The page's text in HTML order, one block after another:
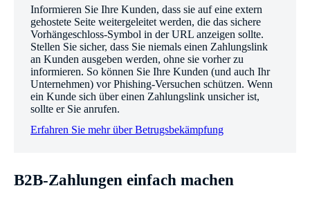
Informieren Sie Ihre Kunden, dass sie auf eine extern
gehostete Seite weitergeleitet werden, die das sichere
Vorhängeschloss-Symbol in der URL anzeigen sollte.
Stellen Sie sicher, dass Sie niemals einen Zahlungslink
an Kunden ausgeben werden, ohne sie vorher zu
informieren. So können Sie Ihre Kunden (und auch Ihr
Unternehmen) vor Phishing-Versuchen schützen. Wenn
ein Kunde sich über einen Zahlungslink unsicher ist,
sollte er Sie anrufen.
Erfahren Sie mehr über Betrugsbekämpfung
B2B-Zahlungen einfach machen